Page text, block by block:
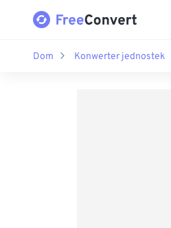
Dom Konwerter jednostek